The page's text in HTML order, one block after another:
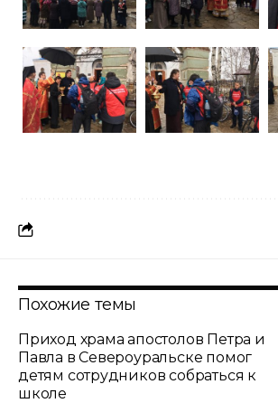
Похожие темы
Приход храма апостолов Петра и
Павла в Североуральске помог
детям сотрудников собраться к
школе